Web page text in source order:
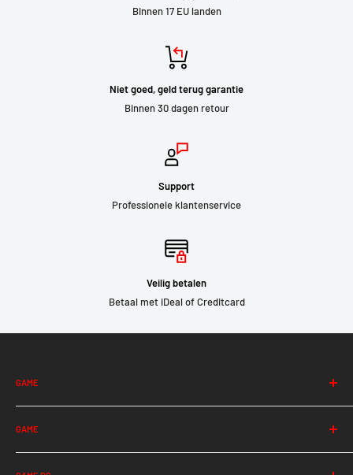
Binnen 17 EU landen
Niet goed, geld terug garantie
Binnen 30 dagen retour
Support
Professionele klantenservice
Veilig betalen
Betaal met iDeal of Creditcard
GAME
Albion
Among Us
Apex Legends
GAME
Halo Infinite